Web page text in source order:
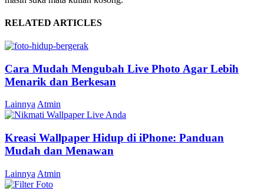
RELATED ARTICLES
Cara Mudah Mengubah Live Photo Agar Lebih
Menarik dan Berkesan
LainnyaAtmin
Kreasi Wallpaper Hidup di iPhone: Panduan
Mudah dan Menawan
Lainnya Atmin